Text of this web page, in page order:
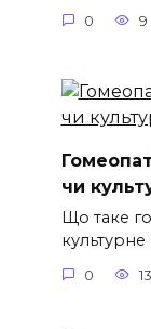
0 9
чи
Що таке
0 13